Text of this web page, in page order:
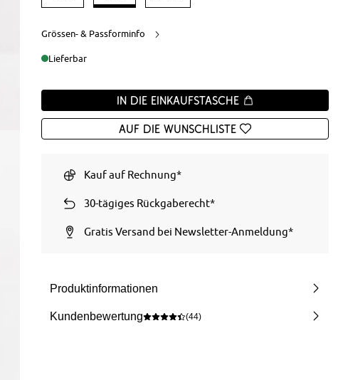
Grössen- & Passforminfo
Lieferbar
In die Einkaufstasche
Auf die Wunschliste
Kauf auf Rechnung*
30-tägiges Rückgaberecht*
Gratis Versand bei Newsletter-Anmeldung*
Produktinformationen
Kundenbewertung (44)